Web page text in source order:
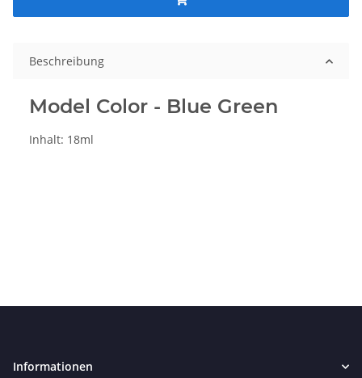
Beschreibung
Model Color - Blue Green
Inhalt: 18ml
Informationen